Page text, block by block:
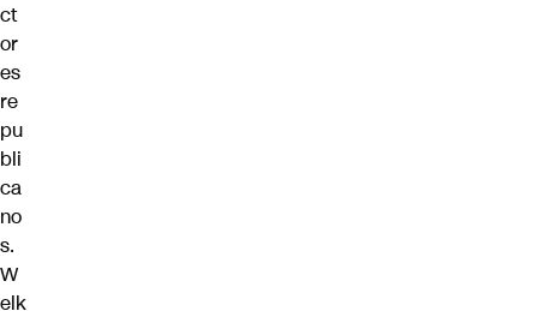
ct
or
es
re
pu
bli
ca
no
s.
W
elk